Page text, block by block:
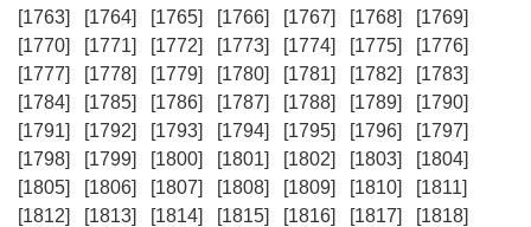
[1763]
[1764] [1765] [1766] [1767] [1768]
[1769]
[1770]
[1771] [1772] [1773] [1774] [1775]
[1776]
[1777]
[1778] [1779] [1780] [1781] [1782]
[1783]
[1784]
[1785] [1786] [1787] [1788] [1789]
[1790]
[1791]
[1792] [1793] [1794] [1795] [1796]
[1797]
[1798]
[1799] [1800] [1801] [1802] [1803]
[1804]
[1805]
[1806] [1807] [1808] [1809] [1810]
[1811]
[1812]
[1813] [1814] [1815] [1816] [1817]
[1818]